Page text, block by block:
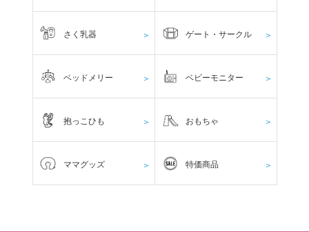
さく乳器 ＞ ゲート・サークル ＞
ベッドメリー ＞ ベビーモニター ＞
抱っこひも ＞ おもちゃ ＞
ママグッズ ＞ 特価商品 ＞